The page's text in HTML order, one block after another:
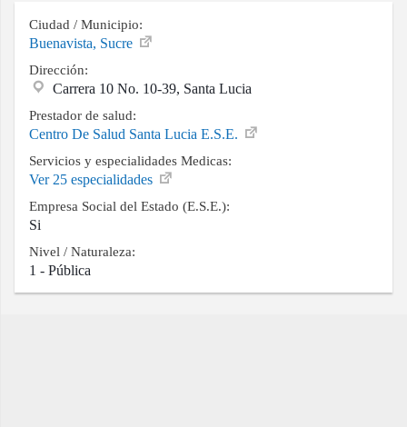
Buscar
Contacto
Ciudad / Municipio:
Buenavista, Sucre
Dirección:
Carrera 10 No. 10-39, Santa Lucia
Prestador de salud:
Centro De Salud Santa Lucia E.S.E.
Servicios y especialidades Medicas:
Ver 25 especialidades
Empresa Social del Estado (E.S.E.):
Si
Nivel / Naturaleza:
1 - Pública